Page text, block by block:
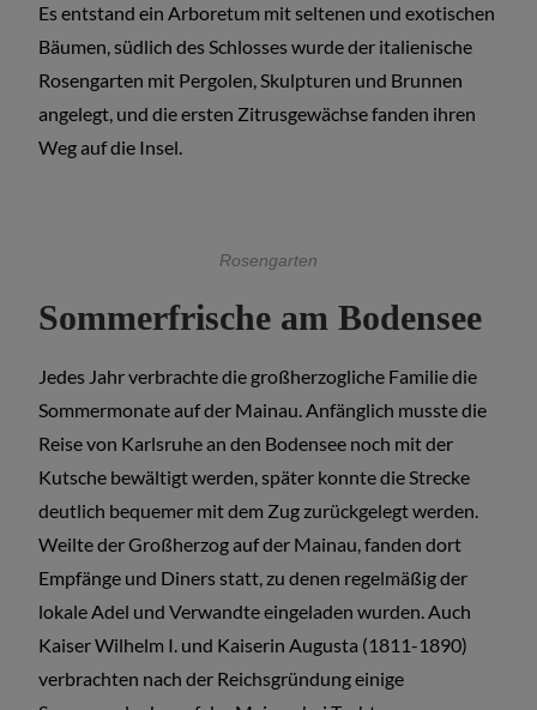
Es entstand ein Arboretum mit seltenen und exotischen
Bäumen, südlich des Schlosses wurde der italienische
Rosengarten mit Pergolen, Skulpturen und Brunnen
angelegt, und die ersten Zitrusgewächse fanden ihren
Weg auf die Insel.
Rosengarten
Sommerfrische am Bodensee
Jedes Jahr verbrachte die großherzogliche Familie die
Sommermonate auf der Mainau. Anfänglich musste die
Reise von Karlsruhe an den Bodensee noch mit der
Kutsche bewältigt werden, später konnte die Strecke
deutlich bequemer mit dem Zug zurückgelegt werden.
Weilte der Großherzog auf der Mainau, fanden dort
Empfänge und Diners statt, zu denen regelmäßig der
lokale Adel und Verwandte eingeladen wurden. Auch
Kaiser Wilhelm I. und Kaiserin Augusta (1811-1890)
verbrachten nach der Reichsgründung einige